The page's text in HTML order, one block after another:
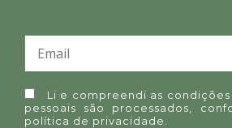
Li e compreendi as
pessoais são processados,
política de privacidade